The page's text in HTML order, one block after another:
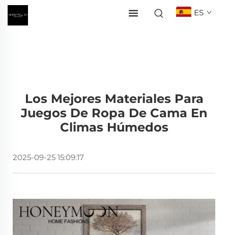
ES
Los Mejores Materiales Para
Juegos De Ropa De Cama En
Climas Húmedos
2025-09-25 15:09:17